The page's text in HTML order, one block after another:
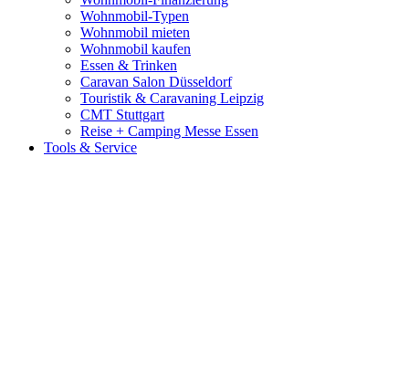
Wohnmobil-Typen
Wohnmobil mieten
Wohnmobil kaufen
Essen & Trinken
Caravan Salon Düsseldorf
Touristik & Caravaning Leipzig
CMT Stuttgart
Reise + Camping Messe Essen
Tools & Service